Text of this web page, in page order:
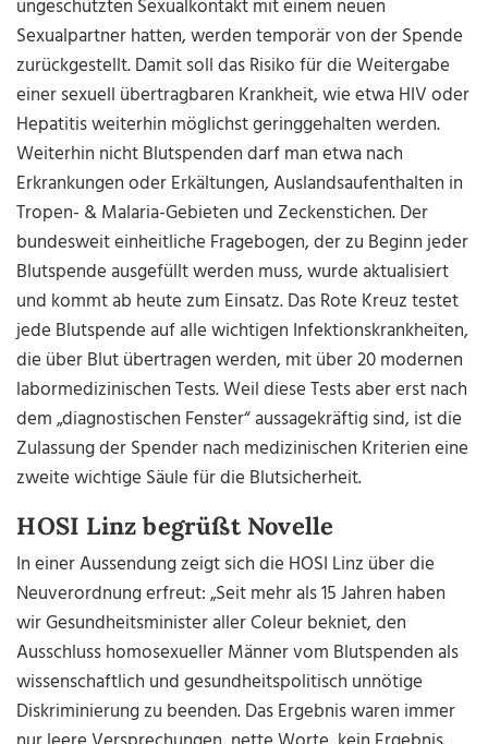
ungeschützten Sexualkontakt mit einem neuen
Sexualpartner hatten, werden temporär von der Spende
zurückgestellt. Damit soll das Risiko für die Weitergabe
einer sexuell übertragbaren Krankheit, wie etwa HIV oder
Hepatitis weiterhin möglichst geringgehalten werden.
Weiterhin nicht Blutspenden darf man etwa nach
Erkrankungen oder Erkältungen, Auslandsaufenthalten in
Tropen- & Malaria-Gebieten und Zeckenstichen. Der
bundesweit einheitliche Fragebogen, der zu Beginn jeder
Blutspende ausgefüllt werden muss, wurde aktualisiert
und kommt ab heute zum Einsatz. Das Rote Kreuz testet
jede Blutspende auf alle wichtigen Infektionskrankheiten,
die über Blut übertragen werden, mit über 20 modernen
labormedizinischen Tests. Weil diese Tests aber erst nach
dem „diagnostischen Fenster“ aussagekräftig sind, ist die
Zulassung der Spender nach medizinischen Kriterien eine
zweite wichtige Säule für die Blutsicherheit.
HOSI Linz begrüßt Novelle
In einer Aussendung zeigt sich die HOSI Linz über die
Neuverordnung erfreut: „Seit mehr als 15 Jahren haben
wir Gesundheitsminister aller Coleur bekniet, den
Ausschluss homosexueller Männer vom Blutspenden als
wissenschaftlich und gesundheitspolitisch unnötige
Diskriminierung zu beenden. Das Ergebnis waren immer